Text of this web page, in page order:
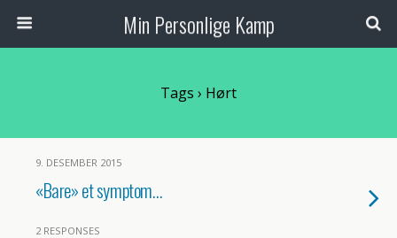
Min Personlige Kamp
Tags › Hørt
9. DESEMBER 2015
«Bare» et symptom…
2 RESPONSES